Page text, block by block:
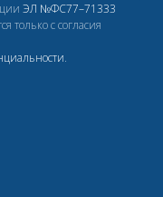
ЭЛ №ФС77–71333
только с согласия
.